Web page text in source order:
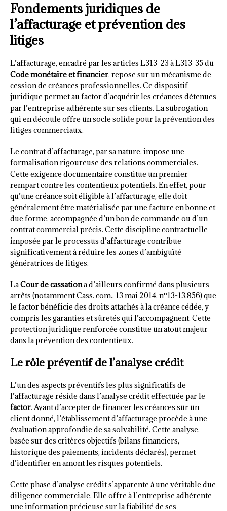
Fondements juridiques de
l’affacturage et prévention des
litiges
L’affacturage, encadré par les articles L313-23 à L313-35 du
Code monétaire et financier, repose sur un mécanisme de
cession de créances professionnelles. Ce dispositif
juridique permet au factor d’acquérir les créances détenues
par l’entreprise adhérente sur ses clients. La subrogation
qui en découle offre un socle solide pour la prévention des
litiges commerciaux.
Le contrat d’affacturage, par sa nature, impose une
formalisation rigoureuse des relations commerciales.
Cette exigence documentaire constitue un premier
rempart contre les contentieux potentiels. En effet, pour
qu’une créance soit éligible à l’affacturage, elle doit
généralement être matérialisée par une facture en bonne et
due forme, accompagnée d’un bon de commande ou d’un
contrat commercial précis. Cette discipline contractuelle
imposée par le processus d’affacturage contribue
significativement à réduire les zones d’ambiguïté
génératrices de litiges.
LaCour de cassationa d’ailleurs confirmé dans plusieurs
arrêts (notamment Cass. com., 13 mai 2014, n°13-13.856) que
le factor bénéficie des droits attachés à la créance cédée, y
compris les garanties et sûretés qui l’accompagnent. Cette
protection juridique renforcée constitue un atout majeur
dans la prévention des contentieux.
Le rôle préventif de l’analyse crédit
L’un des aspects préventifs les plus significatifs de
l’affacturage réside dans l’analyse crédit effectuée par le
factor. Avant d’accepter de financer les créances sur un
client donné, l’établissement d’affacturage procède à une
évaluation approfondie de sa solvabilité. Cette analyse,
basée sur des critères objectifs (bilans financiers,
historique des paiements, incidents déclarés), permet
d’identifier en amont les risques potentiels.
Cette phase d’analyse crédit s’apparente à une véritable due
diligence commerciale. Elle offre à l’entreprise adhérente
une information précieuse sur la fiabilité de ses